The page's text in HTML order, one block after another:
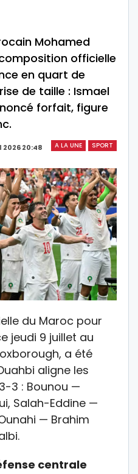
Mohamed
officielle
en quart de
de taille : Ismael
forfait, figure
A LA UNE SPORT
2026 20:48
du Maroc pour
jeudi 9 juillet au
a été
aligne les
3 : Bounou —
Salah-Eddine —
— Brahim
centrale